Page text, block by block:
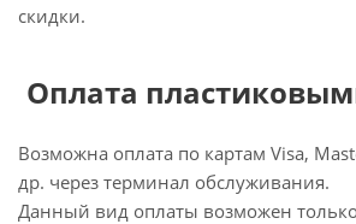
скидки.
Оплата
Возможна оплата по картам Visa,
др. через терминал обслуживания.
Данный вид оплаты возможен только